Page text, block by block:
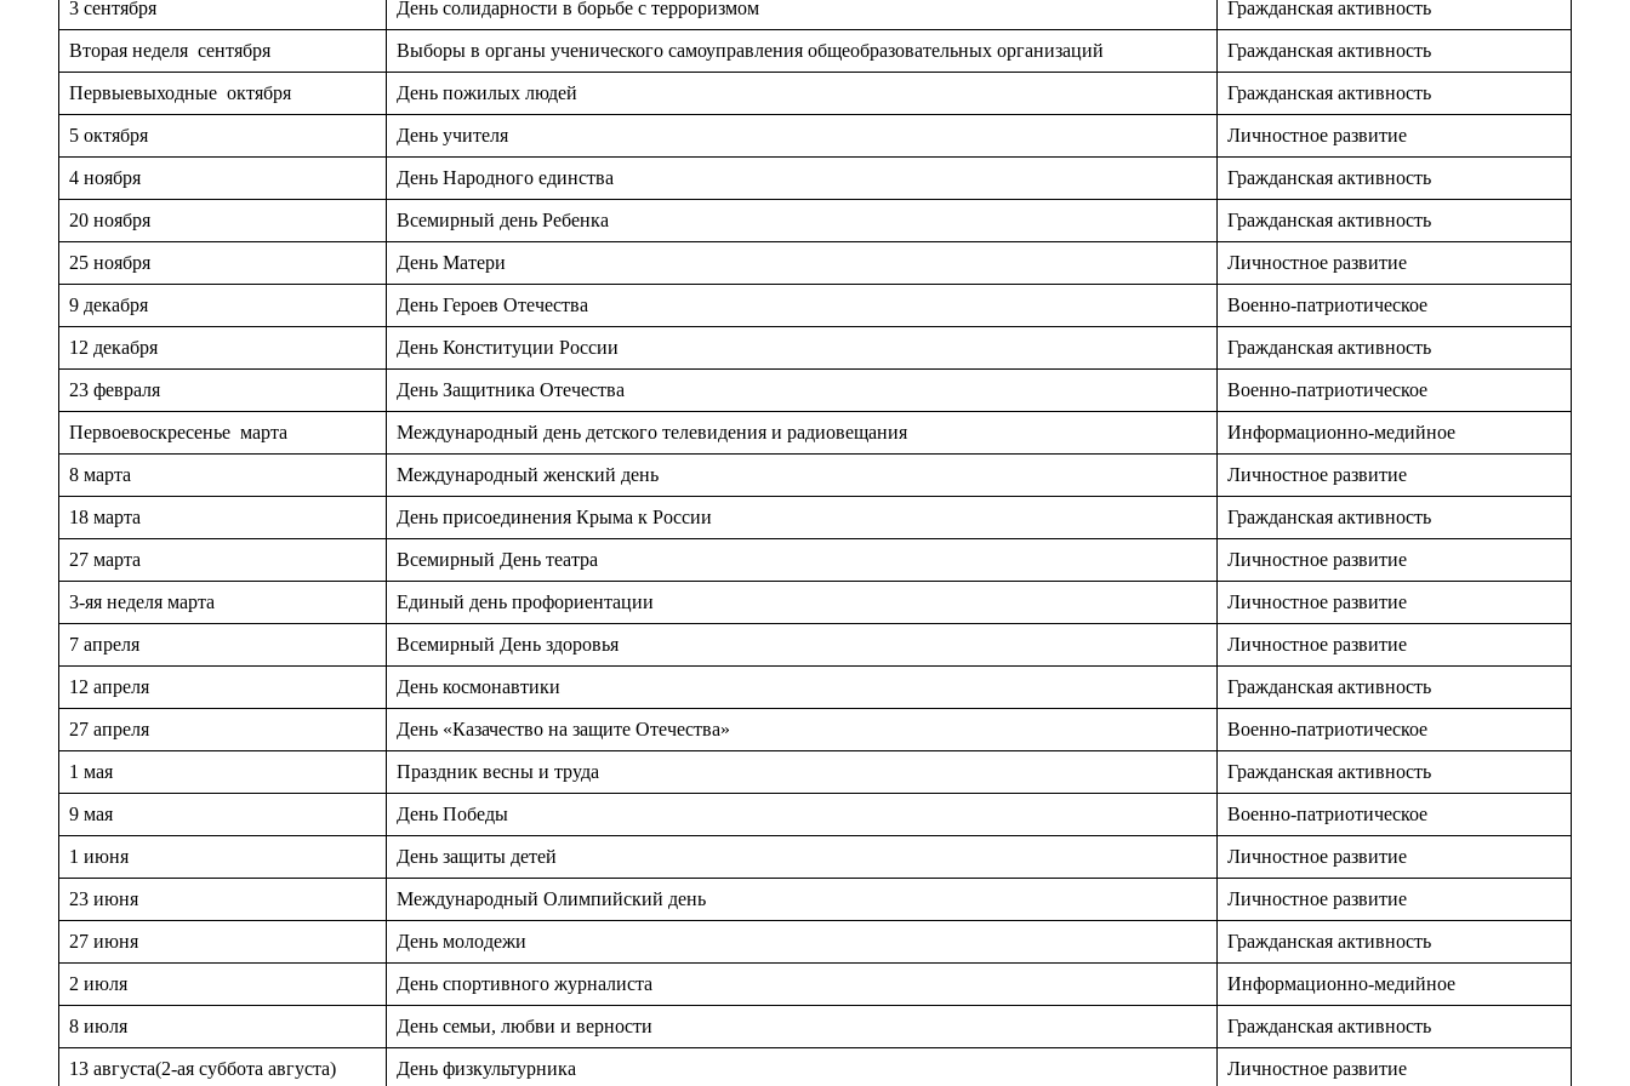
3 сентября День солидарности в борьбе с терроризмом Гражданская активность
Вторая неделя сентября Выборы в органы ученического самоуправления общеобразовательных организаций Гражданская активность
Первыевыходные октября День пожилых людей Гражданская активность
5 октября День учителя Личностное развитие
4 ноября День Народного единства Гражданская активность
20 ноября Всемирный день Ребенка Гражданская активность
25 ноября День Матери Личностное развитие
9 декабря День Героев Отечества Военно-патриотическое
12 декабря День Конституции России Гражданская активность
23 февраля День Защитника Отечества Военно-патриотическое
Первоевоскресенье марта Международный день детского телевидения и радиовещания Информационно-медийное
8 марта Международный женский день Личностное развитие
18 марта День присоединения Крыма к России Гражданская активность
27 марта Всемирный День театра Личностное развитие
3-яя неделя марта Единый день профориентации Личностное развитие
7 апреля Всемирный День здоровья Личностное развитие
12 апреля День космонавтики Гражданская активность
27 апреля День «Казачество на защите Отечества» Военно-патриотическое
1 мая Праздник весны и труда Гражданская активность
9 мая День Победы Военно-патриотическое
1 июня День защиты детей Личностное развитие
23 июня Международный Олимпийский день Личностное развитие
27 июня День молодежи Гражданская активность
2 июля День спортивного журналиста Информационно-медийное
8 июля День семьи, любви и верности Гражданская активность
13 августа(2-ая суббота августа) День физкультурника Личностное развитие